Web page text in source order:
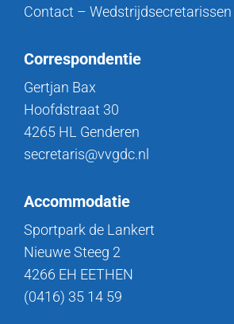
Contact – Wedstrijdsecretarissen
Correspondentie
Gertjan Bax
Hoofdstraat 30
4265 HL Genderen
secretaris@vvgdc.nl
Accommodatie
Sportpark de Lankert
Nieuwe Steeg 2
4266 EH EETHEN
(0416) 35 14 59